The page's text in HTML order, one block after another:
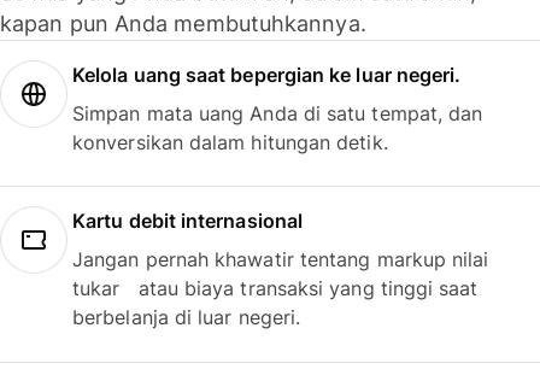
kapan pun Anda membutuhkannya.
Kelola uang saat bepergian ke luar negeri.
Simpan mata uang Anda di satu tempat, dan
konversikan dalam hitungan detik.
Kartu debit internasional
Jangan pernah khawatir tentang markup nilai
tukar atau biaya transaksi yang tinggi saat
berbelanja di luar negeri.